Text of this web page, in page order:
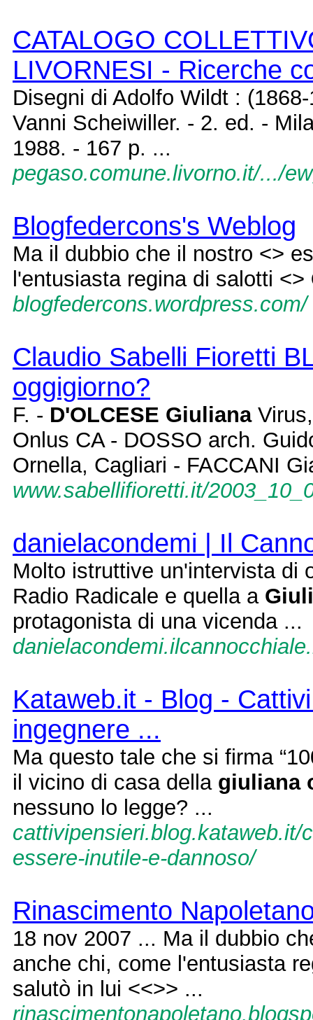
CATALOGO
LIVORNESI - Ricerche
Disegni di Adolfo Wildt :
Vanni Scheiwiller. - 2. ed. -
1988. - 167 p. ...
pegaso.comune.livorno.it/.../
Blogfedercons's Weblog
Ma il dubbio che il nostro <>
l'entusiasta regina di salotti <>
blogfedercons.wordpress.com/
Claudio Sabelli Fioretti
oggigiorno?
F. - D'OLCESE Giuliana
Onlus CA - DOSSO arch.
Ornella, Cagliari - FACCANI
www.sabellifioretti.it/
danielacondemi | Il
Molto istruttive un'intervista di
Radio Radicale e quella a
protagonista di una vicenda ...
Kataweb.it - Blog -
ingegnere ...
Ma questo tale che si firma
il vicino di casa della giuliana
nessuno lo legge? ...
cattivipensieri.blog.kataweb.it/
essere-inutile-e-dannoso/
Rinascimento
18 nov 2007 ... Ma il dubbio
anche chi, come l'entusiasta
salutò in lui <<>> ...